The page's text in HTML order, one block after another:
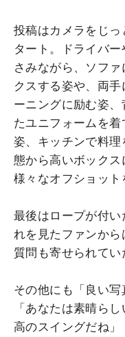
投稿はカメラをじ
タート。ドライバ
さみながら、ソフ
クスする姿や、両
ーニングに励む姿、
たユニフォームを
姿、キッチンで料
態から高いボックス
様々なオフショット
最後はロープが付い
れを見たファンか
質問も寄せられてい
その他にも「良い写
「あなたは素晴ら
高のスイングだね」